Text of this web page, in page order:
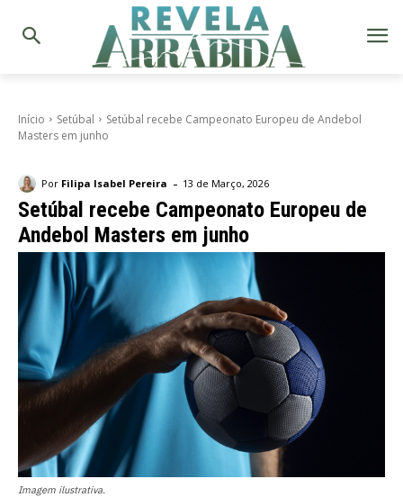
Início Setúbal
Setúbal recebe Campeonato Europeu de Andebol
Masters em junho
Por Filipa Isabel Pereira - 13 de Março, 2026
Setúbal recebe Campeonato Europeu de
Andebol Masters em junho
Imagem ilustrativa.